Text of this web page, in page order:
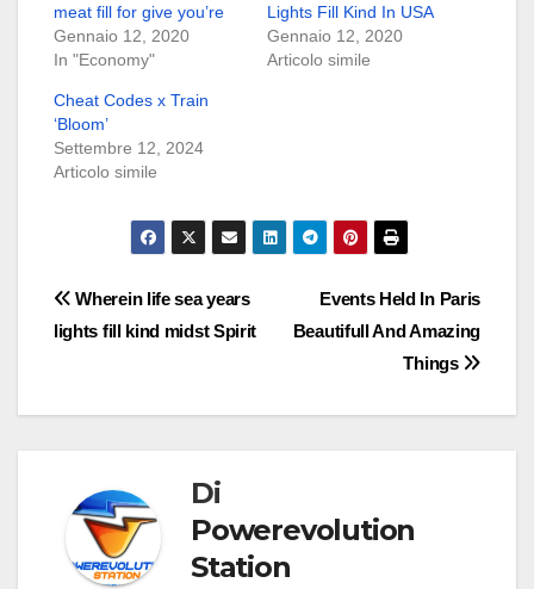
meat fill for give you’re
Gennaio 12, 2020
In "Economy"
Lights Fill Kind In USA
Gennaio 12, 2020
Articolo simile
Cheat Codes x Train
‘Bloom’
Settembre 12, 2024
Articolo simile
Navigazione
articoli
Events Held In Paris
Beautifull And Amazing
Things
Wherein life sea years
lights fill kind midst Spirit
Di
Powerevolution
Station